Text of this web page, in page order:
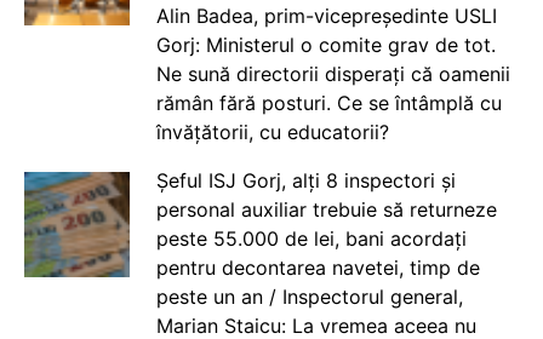
Alin Badea, prim-vicepreședinte USLI
Gorj: Ministerul o comite grav de tot.
Ne sună directorii disperați că oamenii
rămân fără posturi. Ce se întâmplă cu
învățătorii, cu educatorii?
Șeful ISJ Gorj, alți 8 inspectori și
personal auxiliar trebuie să returneze
peste 55.000 de lei, bani acordați
pentru decontarea navetei, timp de
peste un an / Inspectorul general,
Marian Staicu: La vremea aceea nu